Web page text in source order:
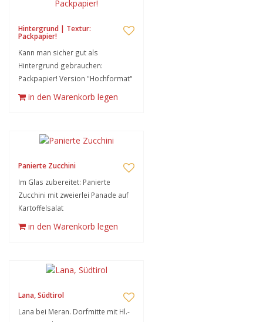
Hintergrund | Textur:
Packpapier!
Kann man sicher gut als
Hintergrund gebrauchen:
Packpapier! Version "Hochformat"
in den Warenkorb legen
Panierte Zucchini
Im Glas zubereitet: Panierte
Zucchini mit zweierlei Panade auf
Kartoffelsalat
in den Warenkorb legen
Lana, Südtirol
Lana bei Meran. Dorfmitte mit Hl.-